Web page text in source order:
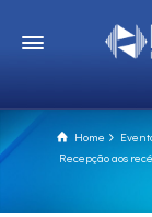
Home
Recepção aos